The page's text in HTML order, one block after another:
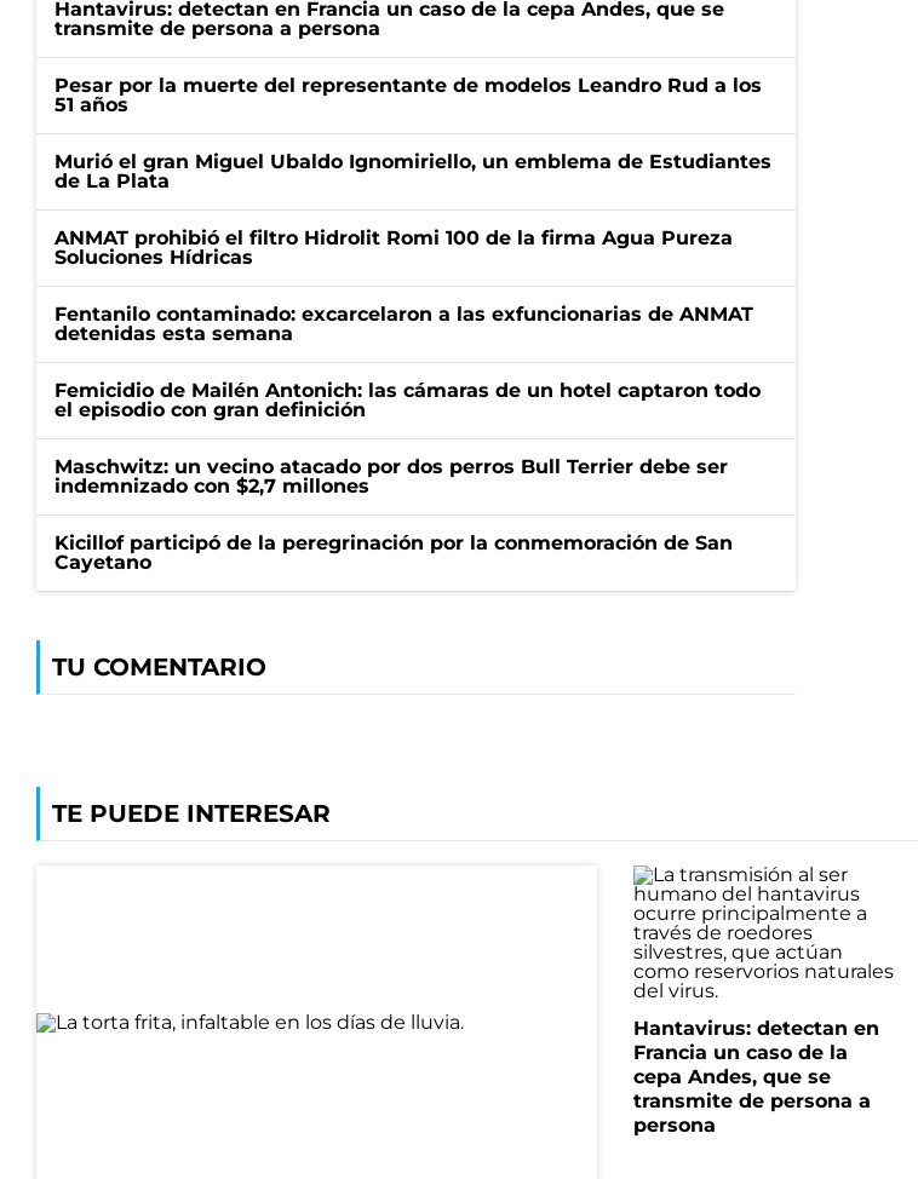
Hantavirus: detectan en Francia un caso de la cepa Andes, que se
transmite de persona a persona
Pesar por la muerte del representante de modelos Leandro Rud a los
51 años
Murió el gran Miguel Ubaldo Ignomiriello, un emblema de Estudiantes
de La Plata
ANMAT prohibió el filtro Hidrolit Romi 100 de la firma Agua Pureza
Soluciones Hídricas
Fentanilo contaminado: excarcelaron a las exfuncionarias de ANMAT
detenidas esta semana
Femicidio de Mailén Antonich: las cámaras de un hotel captaron todo
el episodio con gran definición
Maschwitz: un vecino atacado por dos perros Bull Terrier debe ser
indemnizado con $2,7 millones
Kicillof participó de la peregrinación por la conmemoración de San
Cayetano
TU COMENTARIO
TE PUEDE INTERESAR
Hantavirus: detectan en
Francia un caso de la
cepa Andes, que se
transmite de persona a
persona